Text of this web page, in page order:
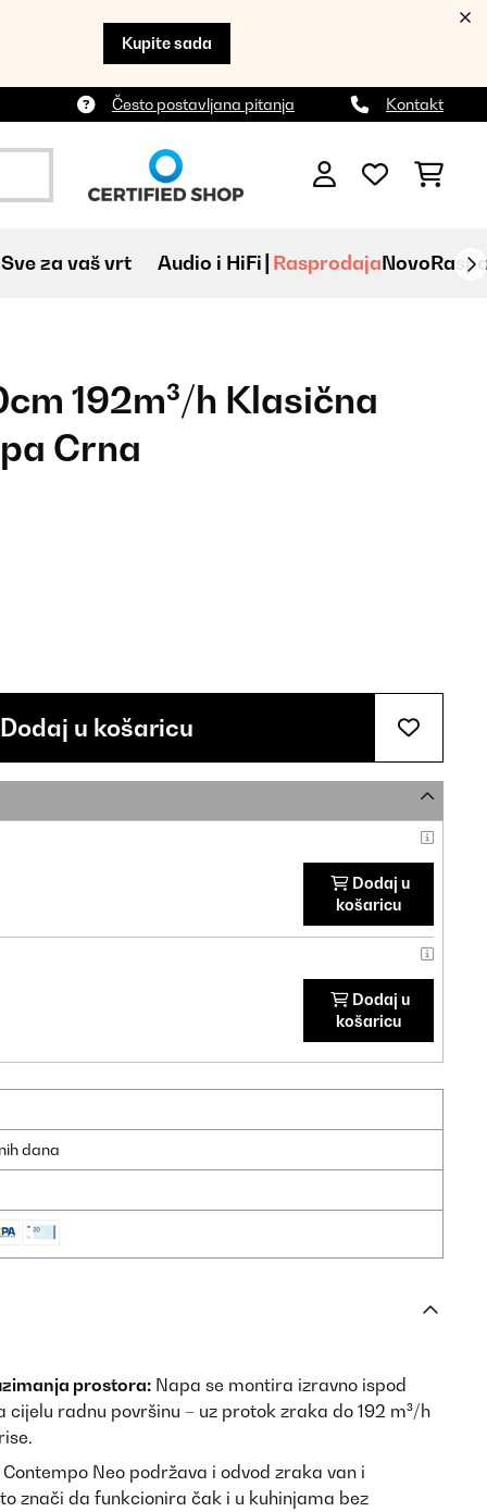
Kupite sada
Često postavljana pitanja Kontakt
Sve za vaš vrt Audio i HiFi RasprodajaNovo
192m³/h Klasična
Crna
Dodaj u košaricu
Dodaj u
košaricu
Dodaj u
košaricu
dana
prostora: Napa se montira izravno ispod
radnu površinu – uz protok zraka do 192 m³/h
Contempo Neo podržava i odvod zraka van i
znači da funkcionira čak i u kuhinjama bez